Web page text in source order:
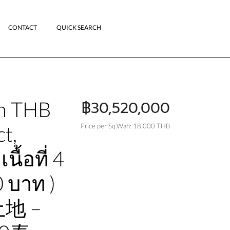
CONTACT QUICK SEARCH
THB
นื้อที่ 4
บาท )
–
฿30,520,000
Price per Sq.Wah: 18,000 THB